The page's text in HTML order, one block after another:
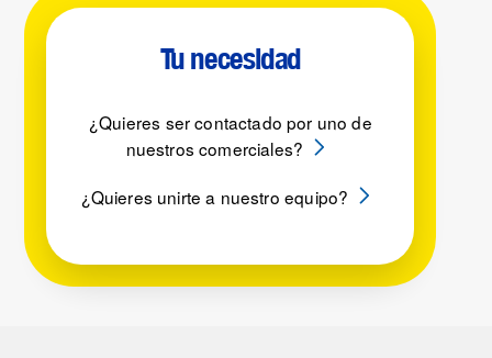
Tu necesidad
¿Quieres ser contactado por uno de
nuestros comerciales?
¿Quieres unirte a nuestro equipo?